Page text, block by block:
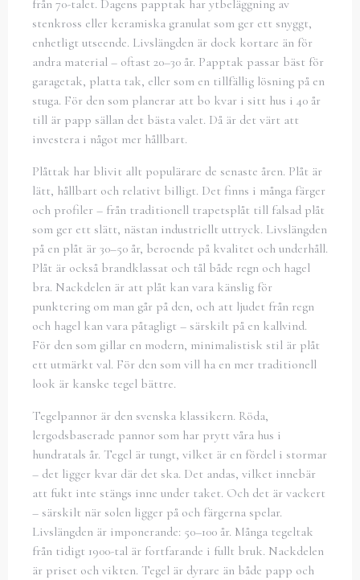
från 70-talet. Dagens papptak har ytbeläggning av
stenkross eller keramiska granulat som ger ett snyggt,
enhetligt utseende. Livslängden är dock kortare än för
andra material – oftast 20–30 år. Papptak passar bäst för
garagetak, platta tak, eller som en tillfällig lösning på en
stuga. För den som planerar att bo kvar i sitt hus i 40 år
till är papp sällan det bästa valet. Då är det värt att
investera i något mer hållbart.
Plåttak har blivit allt populärare de senaste åren. Plåt är
lätt, hållbart och relativt billigt. Det finns i många färger
och profiler – från traditionell trapetsplåt till falsad plåt
som ger ett slätt, nästan industriellt uttryck. Livslängden
på en plåt är 30–50 år, beroende på kvalitet och underhåll.
Plåt är också brandklassat och tål både regn och hagel
bra. Nackdelen är att plåt kan vara känslig för
punktering om man går på den, och att ljudet från regn
och hagel kan vara påtagligt – särskilt på en kallvind.
För den som gillar en modern, minimalistisk stil är plåt
ett utmärkt val. För den som vill ha en mer traditionell
look är kanske tegel bättre.
Tegelpannor är den svenska klassikern. Röda,
lergodsbaserade pannor som har prytt våra hus i
hundratals år. Tegel är tungt, vilket är en fördel i stormar
– det ligger kvar där det ska. Det andas, vilket innebär
att fukt inte stängs inne under taket. Och det är vackert
– särskilt när solen ligger på och färgerna spelar.
Livslängden är imponerande: 50–100 år. Många tegeltak
från tidigt 1900-tal är fortfarande i fullt bruk. Nackdelen
är priset och vikten. Tegel är dyrare än både papp och